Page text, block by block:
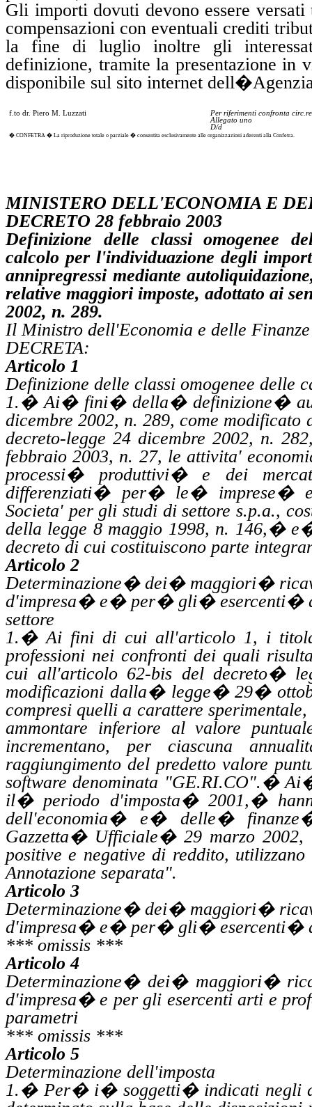
Gli importi dovuti devono essere
compensazioni con eventuali crediti
la fine di luglio inoltre gli
definizione, tramite la presentazione in
disponibile sul sito internet
f.to dr. Piero M. Luzzati Per riferimenti confronta circ
Allegato uno
D/d
� CONFETRA � La riproduzione totale o parziale � consentita esclusivamente alle organizzazioni aderenti alla Confetra.
MINISTERO DELL'ECONOMIA E
DECRETO 28 febbraio 2003
Definizione delle classi omogenee
calcolo per l'individuazione degli
annipregressi medianteautoliquidazione
relative maggiori imposte, adottato ai
2002, n. 289.
Il Ministro dell'Economia e delle Finanze
DECRETA:
Articolo 1
Definizione delle classi omogenee delle
1.�Ai� fini� della� definizione�
dicembre 2002, n. 289, come
decreto-legge 24 dicembre 2002, n.
febbraio 2003, n. 27, le attivita'
processi� produttivi� e dei
differenziati� per� le� imprese�
Societa' per gli studi di settores.p.a.,
della legge 8 maggio 1998, n. 146,�e
decreto di cui costituiscono parte
Articolo 2
Determinazione� dei� maggiori�
d'impresa� e� per� gli� esercenti�
settore
1.�Ai fini di cui all'articolo 1, i
professioni nei confronti dei quali
cui all'articolo 62-bis del decreto�
modificazioni dalla� legge�29�
compresi quelli a carattere
ammontare inferiore al valore
incrementano, per ciascuna
raggiungimento del predetto valore
software denominata "GE.RI.CO".�Ai
il� periodo d'imposta�2001,�
dell'economia� e� delle� finanze
Gazzetta� Ufficiale� 29 marzo 2002,
positive e negative di reddito,
Annotazione separata".
Articolo 3
Determinazione� dei� maggiori�
d'impresa� e� per� gli� esercenti�
*** omissis ***
Articolo 4
Determinazione� dei� maggiori�
d'impresa�e per gli esercenti arti e
parametri
*** omissis ***
Articolo 5
Determinazione dell'imposta
1.� Per� i� soggetti� indicati negli